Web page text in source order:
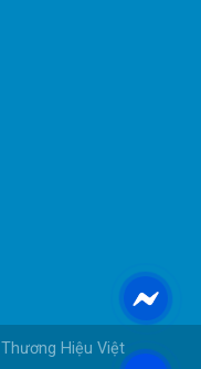
Thương Hiệu Việt